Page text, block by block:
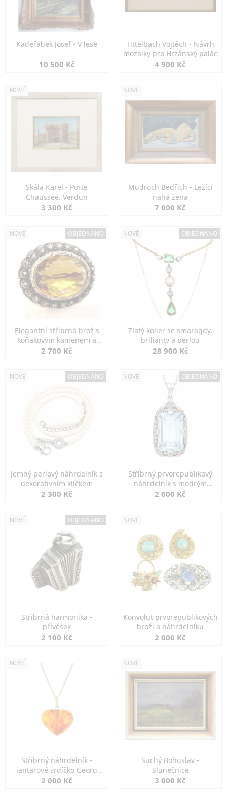
Kadeřábek Josef - V lese
10 500 Kč
Tittelbach Vojtěch - Návrh
mozaiky pro Hrzánský palác
4 900 Kč
NOVÉ
Skála Karel - Porte
Chaussée, Verdun
3 300 Kč
NOVÉ
Mudroch Bedřich - Ležící
nahá žena
7 000 Kč
NOVÉ OBJEDNÁNO
Elegantní stříbrná brož s
koňakovým kamenem a
markazity
2 700 Kč
NOVÉ OBJEDNÁNO
Zlatý kolier se smaragdy,
brilianty a perlou
28 900 Kč
NOVÉ OBJEDNÁNO
Jemný perlový náhrdelník s
dekorativním klíčkem
2 300 Kč
NOVÉ OBJEDNÁNO
Stříbrný prvorepublikový
náhrdelník s modrým
spinelem
2 600 Kč
NOVÉ OBJEDNÁNO
Stříbrná harmonika -
přívěsek
2 100 Kč
NOVÉ
Konvolut prvorepublikových
broží a náhrdelníku
2 000 Kč
NOVÉ
Stříbrný náhrdelník -
jantarové srdíčko Georg
Kramer
2 000 Kč
NOVÉ
Suchý Bohuslav -
Slunečnice
3 000 Kč